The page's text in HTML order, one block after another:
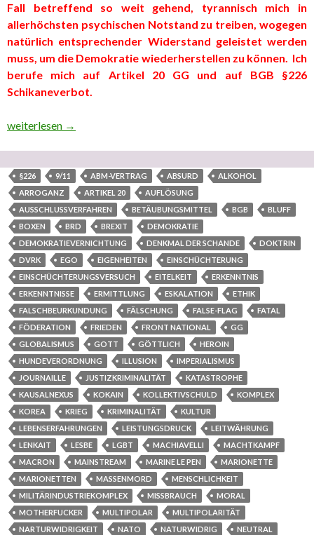
Fall betreffend so weit gehend, tyrannisch mich in
allerhöchsten psychischen Notstand zu treiben, wogegen
natürlich entsprechender Widerstand geleistet werden
muss, um die Demokratie wiederherstellen zu können. Ich
berufe mich auf Artikel 20 GG und auf BGB §226
Schikaneverbot.
Teil 4 “In ‘eigener’ Sache” (dritter ausgelagerter Teilbereich
weiterlesen →
§226 9/11 ABM-VERTRAG ABSURD
ALKOHOL
ARROGANZ
ARTIKEL 20
AUFLÖSUNG
AUSSCHLUSSVERFAHREN
BETÄUBUNGSMITTEL BGB
BLUFF
BOXEN
BRD BREXIT
DEMOKRATIE
DEMOKRATIEVERNICHTUNG
DENKMAL DER SCHANDE
DOKTRIN
DVRK
EGO EIGENHEITEN
EINSCHÜCHTERUNG
EINSCHÜCHTERUNGSVERSUCH
EITELKEIT
ERKENNTNIS
ERKENNTNISSE
ERMITTLUNG ESKALATION
ETHIK
FALSCHBEURKUNDUNG
FÄLSCHUNG FALSE-FLAG
FATAL
FÖDERATION
FRIEDEN FRONT NATIONAL
GG
GLOBALISMUS
GOTT GÖTTLICH
HEROIN
HUNDEVERORDNUNG
ILLUSION
IMPERIALISMUS
JOURNAILLE
JUSTIZKRIMINALITÄT
KATASTROPHE
KAUSALNEXUS
KOKAIN KOLLEKTIVSCHULD
KOMPLEX
KOREA
KRIEG KRIMINALITÄT
KULTUR
LEBENSERFAHRUNGEN
LEISTUNGSDRUCK
LEITWÄHRUNG
LENKAIT
LESBE LGBT MACHIAVELLI
MACHTKAMPF
MACRON
MAINSTREAM MARINE LE PEN
MARIONETTE
MARIONETTEN
MASSENMORD
MENSCHLICHKEIT
MILITÄRINDUSTRIEKOMPLEX
MISSBRAUCH
MORAL
MOTHERFUCKER
MULTIPOLAR
MULTIPOLARITÄT
NARTURWIDRIGKEIT
NATO NATURWIDRIG NEUTRAL